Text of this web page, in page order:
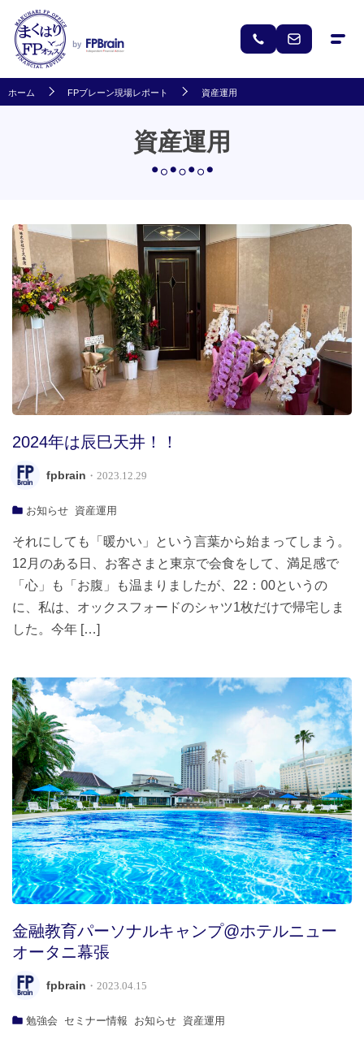
資産運用
ホーム FPブレーン現場レポート 資産運用
2024年は辰巳天井！！
fpbrain ・2023.12.29
お知らせ 資産運用
それにしても「暖かい」という言葉から始まってしまう。
12月のある日、お客さまと東京で会食をして、満足感で
「心」も「お腹」も温まりましたが、22：00というの
に、私は、オックスフォードのシャツ1枚だけで帰宅しま
した。今年 […]
金融教育パーソナルキャンプ@ホテルニュー
オータニ幕張
fpbrain ・2023.04.15
勉強会 セミナー情報 お知らせ 資産運用